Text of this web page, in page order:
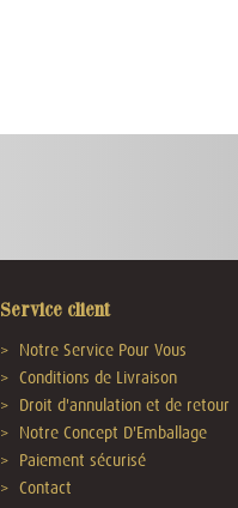
Service client
Notre Service Pour Vous
Conditions de Livraison
Droit d'annulation et de retour
Notre Concept D'Emballage
Paiement sécurisé
Contact